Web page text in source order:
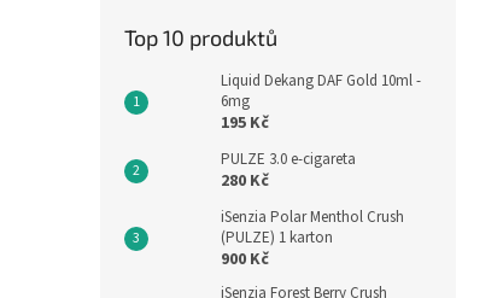
Top 10 produktů
Liquid Dekang DAF Gold 10ml -
6mg
195 Kč
PULZE 3.0 e-cigareta
280 Kč
iSenzia Polar Menthol Crush
(PULZE) 1 karton
900 Kč
iSenzia Forest Berry Crush